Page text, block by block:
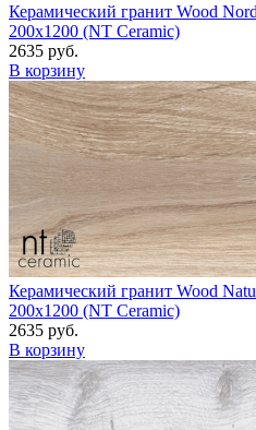
Керамический гранит Wood
200x1200 (NT Ceramic)
2635 руб.
В корзину
Керамический гранит Wood
200x1200 (NT Ceramic)
2635 руб.
В корзину